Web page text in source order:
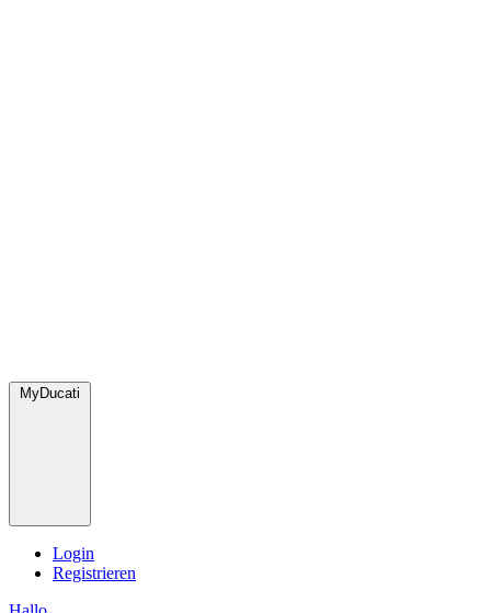
MyDucati
Login
Registrieren